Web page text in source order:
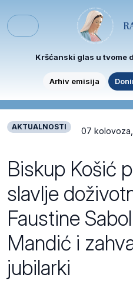
Menu
Kršćanski glas u tvome
Arhiv emisija
AKTUALNOSTI 07
Biskup Košić
slavlje
Faustine
Mandić i
jubilarki